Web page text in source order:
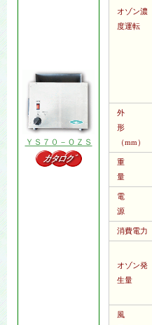
ＹＳ７０－ＯＺＳ
オゾン濃
度運転
外
形
（mm）
重
量
電
源
消費電力
オゾン発
生量
風